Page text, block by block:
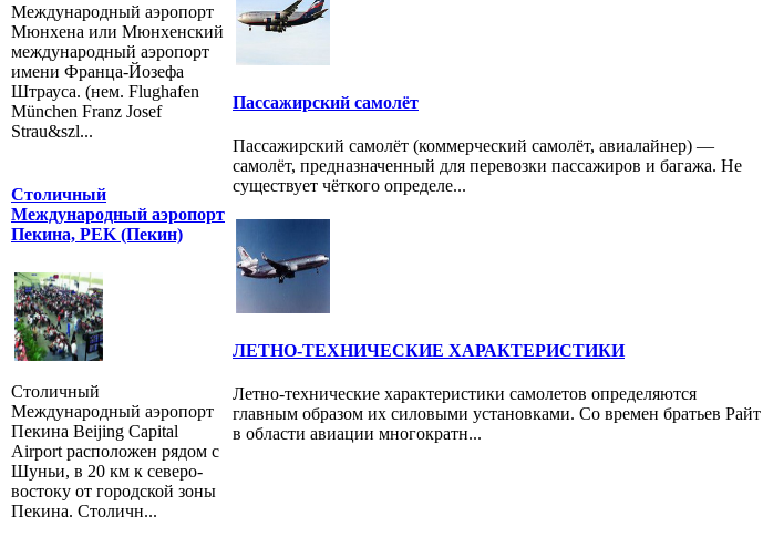
Международный аэропорт
Мюнхена или Мюнхенский
международный аэропорт
имени Франца-Йозефа
Штрауса. (нем. Flughafen
München Franz Josef
Strau&szl...
Столичный
Международный аэропорт
Пекина, PEK (Пекин)
Столичный
Международный аэропорт
Пекина Beijing Capital
Airport расположен рядом с
Шуньи, в 20 км к северо-
востоку от городской зоны
Пекина. Столичн...
Пассажирский самолёт
Пассажирский самолёт (коммерческий самолёт, авиалайнер) —
самолёт, предназначенный для перевозки пассажиров и багажа. Не
существует чёткого определе...
ЛЕТНО-ТЕХНИЧЕСКИЕ ХАРАКТЕРИСТИКИ
Летно-технические характеристики самолетов определяются
главным образом их силовыми установками. Со времен братьев Райт
в области авиации многократн...